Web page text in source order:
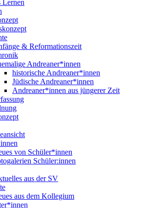
Lernen
& Reformationszeit
Andreaner*innen
historische Andreaner*innen
Jüdische Andreaner*innen
Andreaner*innen aus jüngerer Zeit
von Schüler*innen
Schüler:innen
aus der SV
aus dem Kollegium